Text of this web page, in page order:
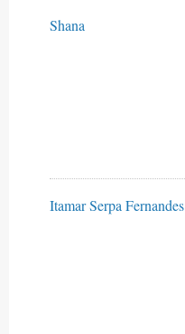
Shana
Itamar Serpa Fernandes